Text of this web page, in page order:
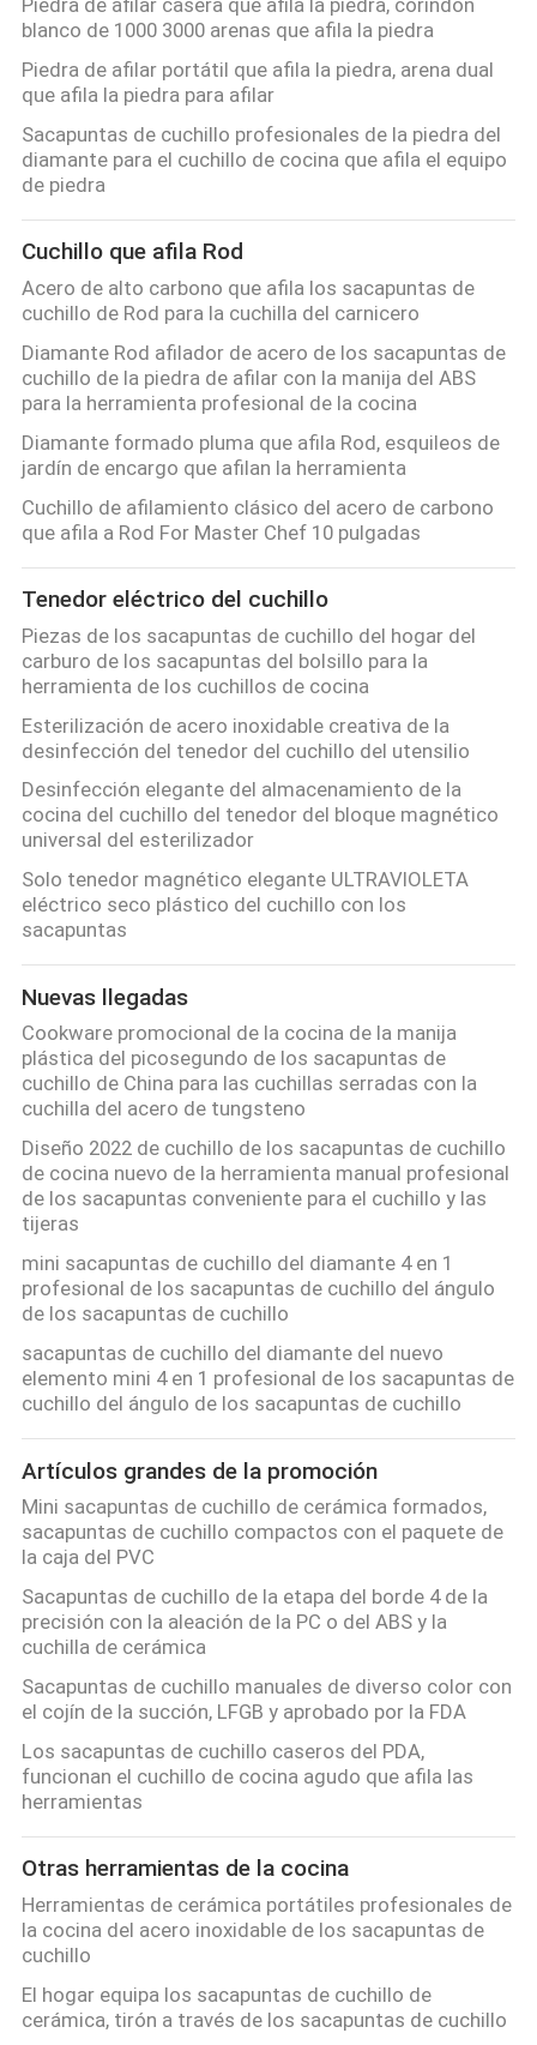
blanco de 1000 3000 arenas que afila la piedra
Piedra de afilar portátil que afila la piedra, arena dual
que afila la piedra para afilar
Sacapuntas de cuchillo profesionales de la piedra del
diamante para el cuchillo de cocina que afila el equipo
de piedra
Cuchillo que afila Rod
Acero de alto carbono que afila los sacapuntas de
cuchillo de Rod para la cuchilla del carnicero
Diamante Rod afilador de acero de los sacapuntas de
cuchillo de la piedra de afilar con la manija del ABS
para la herramienta profesional de la cocina
Diamante formado pluma que afila Rod, esquileos de
jardín de encargo que afilan la herramienta
Cuchillo de afilamiento clásico del acero de carbono
que afila a Rod For Master Chef 10 pulgadas
Tenedor eléctrico del cuchillo
Piezas de los sacapuntas de cuchillo del hogar del
carburo de los sacapuntas del bolsillo para la
herramienta de los cuchillos de cocina
Esterilización de acero inoxidable creativa de la
desinfección del tenedor del cuchillo del utensilio
Desinfección elegante del almacenamiento de la
cocina del cuchillo del tenedor del bloque magnético
universal del esterilizador
Solo tenedor magnético elegante ULTRAVIOLETA
eléctrico seco plástico del cuchillo con los
sacapuntas
Nuevas llegadas
Cookware promocional de la cocina de la manija
plástica del picosegundo de los sacapuntas de
cuchillo de China para las cuchillas serradas con la
cuchilla del acero de tungsteno
Diseño 2022 de cuchillo de los sacapuntas de cuchillo
de cocina nuevo de la herramienta manual profesional
de los sacapuntas conveniente para el cuchillo y las
tijeras
mini sacapuntas de cuchillo del diamante 4 en 1
profesional de los sacapuntas de cuchillo del ángulo
de los sacapuntas de cuchillo
sacapuntas de cuchillo del diamante del nuevo
elemento mini 4 en 1 profesional de los sacapuntas de
cuchillo del ángulo de los sacapuntas de cuchillo
Artículos grandes de la promoción
Mini sacapuntas de cuchillo de cerámica formados,
sacapuntas de cuchillo compactos con el paquete de
la caja del PVC
Sacapuntas de cuchillo de la etapa del borde 4 de la
precisión con la aleación de la PC o del ABS y la
cuchilla de cerámica
Sacapuntas de cuchillo manuales de diverso color con
el cojín de la succión, LFGB y aprobado por la FDA
Los sacapuntas de cuchillo caseros del PDA,
funcionan el cuchillo de cocina agudo que afila las
herramientas
Otras herramientas de la cocina
Herramientas de cerámica portátiles profesionales de
la cocina del acero inoxidable de los sacapuntas de
cuchillo
El hogar equipa los sacapuntas de cuchillo de
cerámica, tirón a través de los sacapuntas de cuchillo